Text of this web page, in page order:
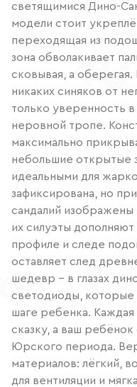
светящимися Дино-
модели стоит
переходящая из
зона обволакивает
сковывая, а оберегая.
никаких синяков от
только уверенность
неровной тропе.
максимально
небольшие открытые
идеальными для
зафиксирована, но
сандалий изображены
их силуэты дополняют
профиле и следе
оставляет след
шедевр – в глазах
светодиоды,
шаге ребенка.
сказку, а ваш
Юрского периода.
материалов: лёгкий,
для вентиляции и